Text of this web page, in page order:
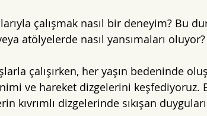
çalışmak nasıl bir deneyim? Bu
atölyelerde nasıl yansımaları oluyor?
çalışırken, her yaşın bedeninde
ve hareket dizgelerini keşfediyoruz.
kıvrımlı dizgelerinde sıkışan